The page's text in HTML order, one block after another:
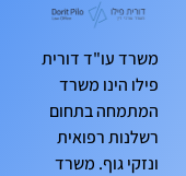
משרד עו"ד דורית
פילו הינו משרד
המתמחה בתחום
רשלנות רפואית
ונזקי גוף. משרד